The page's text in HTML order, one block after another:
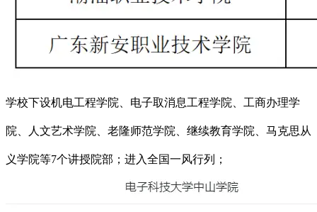
学校下设机电工程学院、电子取消息工程学院、工商办理学
院、人文艺术学院、老隆师范学院、继续教育学院、马克思从
义学院等7个讲授院部；进入全国一风行列；